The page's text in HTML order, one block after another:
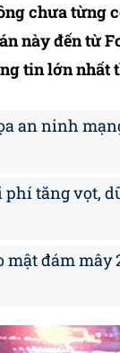
chưa
này đến từ
tin lớn nhất
an ninh
phí tăng vọt,
mật đám